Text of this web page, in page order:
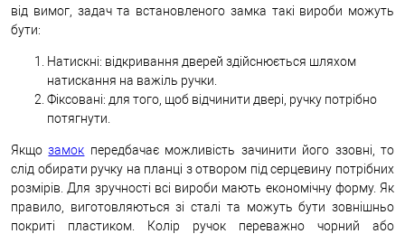
від вимог, задач та встановленого замка такі вироби можуть
бути:
Натискні: відкривання дверей здійснюється шляхом
натискання на важіль ручки.
Фіксовані: для того, щоб відчинити двері, ручку потрібно
потягнути.
Якщозамок передбачає можливість зачинити його ззовні, то
слід обирати ручку на планці з отвором під серцевину потрібних
розмірів. Для зручності всі вироби мають економічну форму. Як
правило, виготовляються зі сталі та можуть бути зовнішньо
покриті пластиком. Колір ручок переважно чорний або